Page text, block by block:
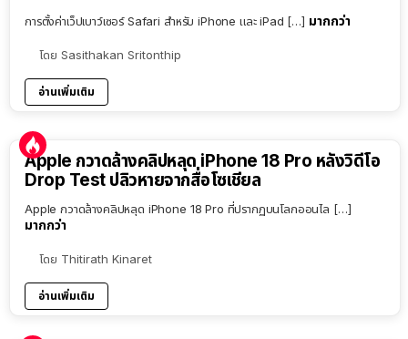
การตั้งค่าเว็ปเบาว์เซอร์ Safari สำหรับ iPhone และ iPad […] มากกว่า
โดย Sasithakan Sritonthip
อ่านเพิ่มเติม
Apple กวาดล้างคลิปหลุด iPhone 18 Pro หลังวิดีโอ
Drop Test ปลิวหายจากสื่อโซเชียล
Apple กวาดล้างคลิปหลุด iPhone 18 Pro ที่ปรากฏบนโลกออนไล […]
มากกว่า
โดย Thitirath Kinaret
อ่านเพิ่มเติม